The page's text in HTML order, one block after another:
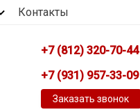
Контакты
+7 (812) 320-70-44
+7 (931) 957-33-09
Заказать звонок